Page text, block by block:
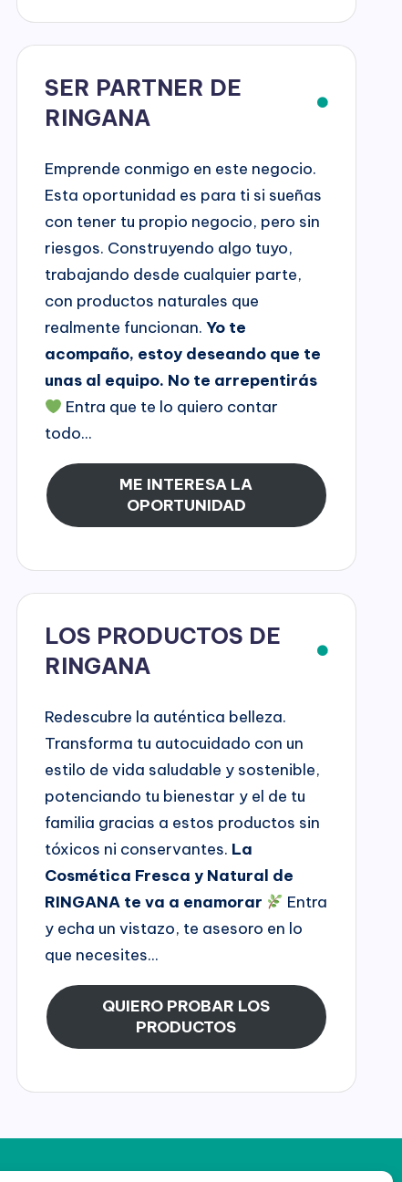
SER PARTNER DE
RINGANA
Emprende conmigo en este negocio.
Esta oportunidad es para ti si sueñas
con tener tu propio negocio, pero sin
riesgos. Construyendo algo tuyo,
trabajando desde cualquier parte,
con productos naturales que
realmente funcionan. Yo te
acompaño, estoy deseando que te
unas al equipo. No te arrepentirás
Entra que te lo quiero contar
todo...
ME INTERESA LA
OPORTUNIDAD
LOS PRODUCTOS DE
RINGANA
Redescubre la auténtica belleza.
Transforma tu autocuidado con un
estilo de vida saludable y sostenible,
potenciando tu bienestar y el de tu
familia gracias a estos productos sin
tóxicos ni conservantes. La
Cosmética Fresca y Natural de
RINGANA te va a enamorar
Entra
y echa un vistazo, te asesoro en lo
que necesites...
QUIERO PROBAR LOS
PRODUCTOS